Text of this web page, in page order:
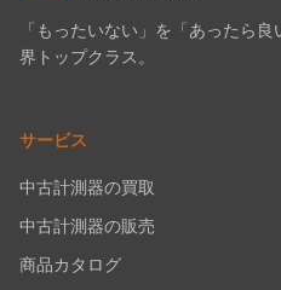
「もったいない」を「あったら
界トップクラス。
サービス
中古計測器の買取
中古計測器の販売
商品カタログ